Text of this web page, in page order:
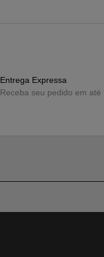
Entrega Expressa
Receba seu pedido em até